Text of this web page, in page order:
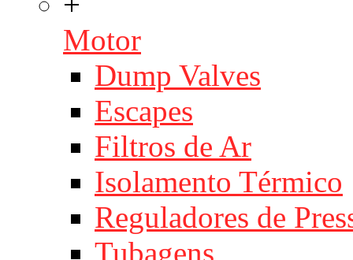
Motor
Dump Valves
Escapes
Filtros de Ar
Isolamento Térmico
Reguladores de
Tubagens